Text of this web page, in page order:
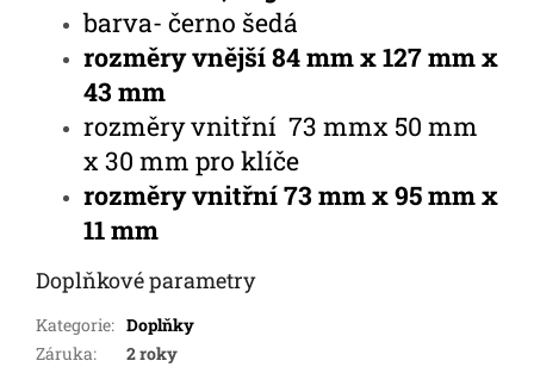
barva- černo šedá
rozměry vnější 84 mm x 127 mm x
43 mm
rozměry vnitřní 73 mmx 50 mm
x 30 mm pro klíče
rozměry vnitřní 73 mm x 95 mm x
11 mm
Doplňkové parametry
Kategorie: Doplňky
Záruka:
2 roky